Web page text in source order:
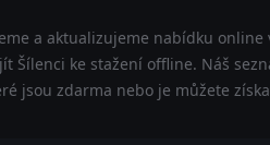
a aktualizujeme nabídku online
Šílenci ke stažení offline. Náš
jsou zdarma nebo je můžete